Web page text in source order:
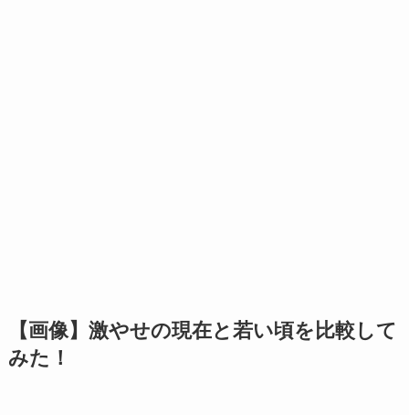
【画像】激やせの現在と若い頃を比較して
みた！